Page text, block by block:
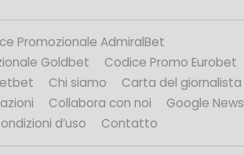
Promozionale AdmiralBet
Goldbet
Codice Promo Eurobet
Chi siamo
Carta del giornalista
Collabora con noi
Google News
d’uso
Contatto